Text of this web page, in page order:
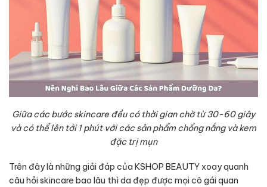
Giữa các bước skincare đều có thời gian chờ từ 30-60 giây
và có thể lên tới 1 phút với các sản phẩm chống nắng và kem
đặc trị mụn
Trên đây là những giải đáp của KSHOP BEAUTY xoay quanh
câu hỏi skincare bao lâu thì da đẹp được mọi cô gái quan